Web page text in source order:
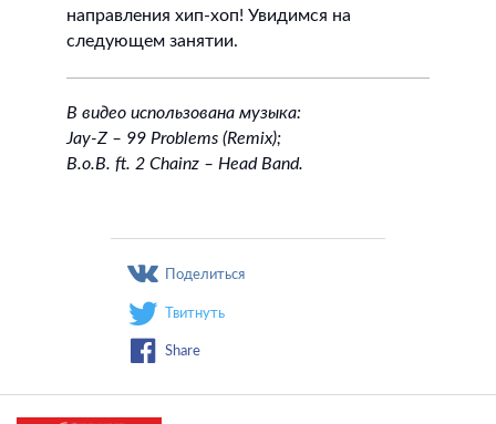
направления хип-хоп! Увидимся на
следующем занятии.
В видео использована музыка:
Jay-Z – 99 Problems (Remix);
B.o.B. ft. 2 Chainz – Head Band.
Поделиться
Твитнуть
Share